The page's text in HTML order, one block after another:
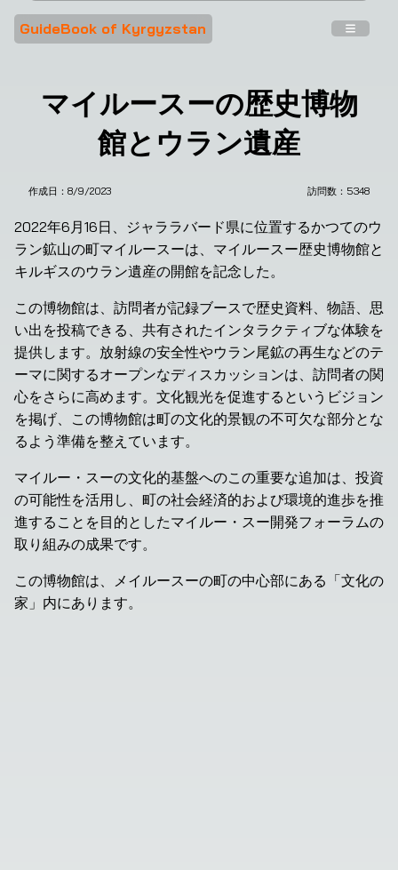
GuideBook of Kyrgyzstan
マイルースーの歴史博物
館とウラン遺産
作成日： 8/9/2023 訪問数： 5348
2022年6月16日、ジャララバード県に位置するかつてのウ
ラン鉱山の町マイルースーは、マイルースー歴史博物館と
キルギスのウラン遺産の開館を記念した。
この博物館は、訪問者が記録ブースで歴史資料、物語、思
い出を投稿できる、共有されたインタラクティブな体験を
提供します。放射線の安全性やウラン尾鉱の再生などのテ
ーマに関するオープンなディスカッションは、訪問者の関
心をさらに高めます。文化観光を促進するというビジョン
を掲げ、この博物館は町の文化的景観の不可欠な部分とな
るよう準備を整えています。
マイルー・スーの文化的基盤へのこの重要な追加は、投資
の可能性を活用し、町の社会経済的および環境的進歩を推
進することを目的としたマイルー・スー開発フォーラムの
取り組みの成果です。
この博物館は、メイルースーの町の中心部にある「文化の
家」内にあります。